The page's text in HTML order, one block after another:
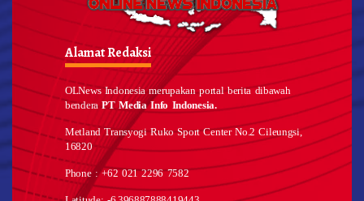
Alamat Redaksi
OLNews Indonesia merupakan portal berita dibawah
benderaPT Media Info Indonesia.
Metland Transyogi Ruko Sport Center No.2 Cileungsi,
16820
Phone : +62 021 2296 7582